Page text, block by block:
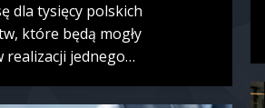
dla tysięcy polskich
które będą mogły
realizacji jednego…